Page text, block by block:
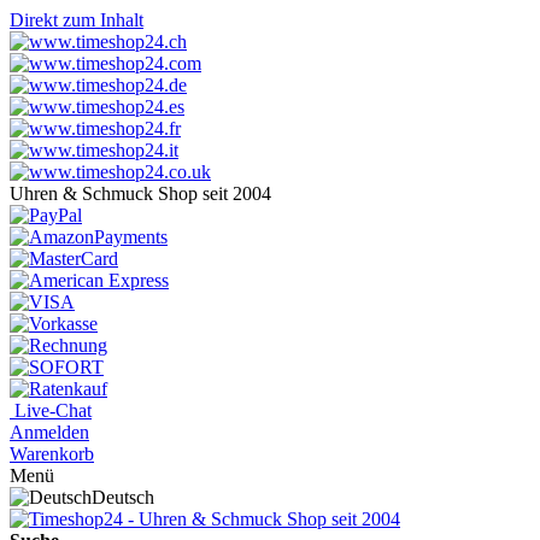
Direkt zum Inhalt
Uhren & Schmuck Shop seit 2004
Live-Chat
Anmelden
Warenkorb
Menü
Deutsch